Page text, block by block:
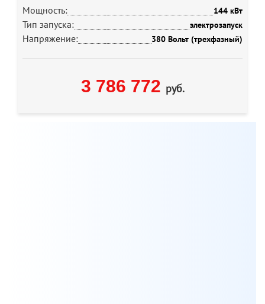
Мощность:
144 кВт
Тип запуска: электрозапуск
Напряжение: 380 Вольт (трехфазный)
3 786 772 руб.